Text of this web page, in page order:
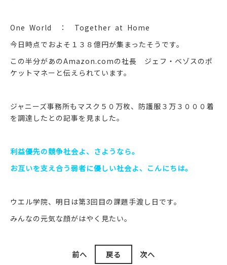
One World ： Together at Home
今日時点でおよそ１３８億円が集まったそうです。
この半分があのAmazon.comの社長 ジェフ・ベゾスのポ
ケットマネーと伝えられています。
ジャニーズ事務所もマスク５０万枚、防護服３万３０００着
を調達したとの記事を見ました。
利益優先の競争社会よ、さようなら。
お互いを支え合う弱者に優しい社会よ、こんにちは。
ウエル学院、明日は第3回目の課題手渡し日です。
みんなの元気な顔がはやく見たい。
前へ 戻る 次へ